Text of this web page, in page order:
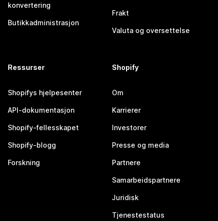
konvertering
Butikkadministrasjon
Frakt
Valuta og oversettelse
Ressurser
Shopifys hjelpesenter
API-dokumentasjon
Shopify-fellesskapet
Shopify-blogg
Forskning
Shopify
Om
Karrierer
Investorer
Presse og media
Partnere
Samarbeidspartnere
Juridisk
Tjenestestatus